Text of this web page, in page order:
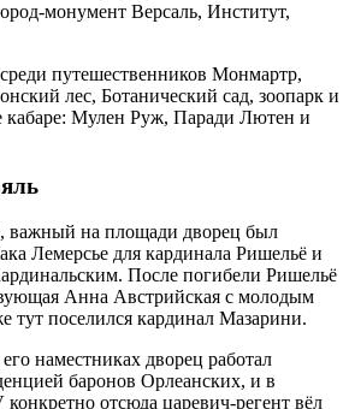
монумент Версаль, Институт,
путешественников Монмартр,
лес, Ботанический сад, зоопарк и
кабаре: Мулен Руж, Паради Лютен и
важный на площади дворец был
Лемерсье для кардинала Ришельё и
После погибели Ришельё
Анна Австрийская с молодым
поселился кардинал Мазарини.
наместниках дворец работал
баронов Орлеанских, и в
отсюда царевич-регент вёл